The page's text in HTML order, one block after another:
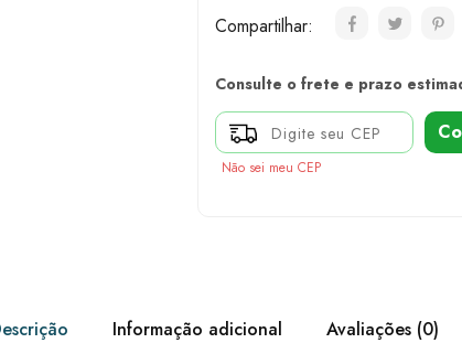
Compartilhar:
Consulte o frete e prazo
Não sei meu CEP
Informação adicional Avaliações (0)